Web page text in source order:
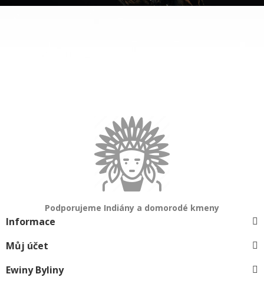
Podporujeme Indiány a domorodé kmeny
Informace
Můj účet
Ewiny Byliny